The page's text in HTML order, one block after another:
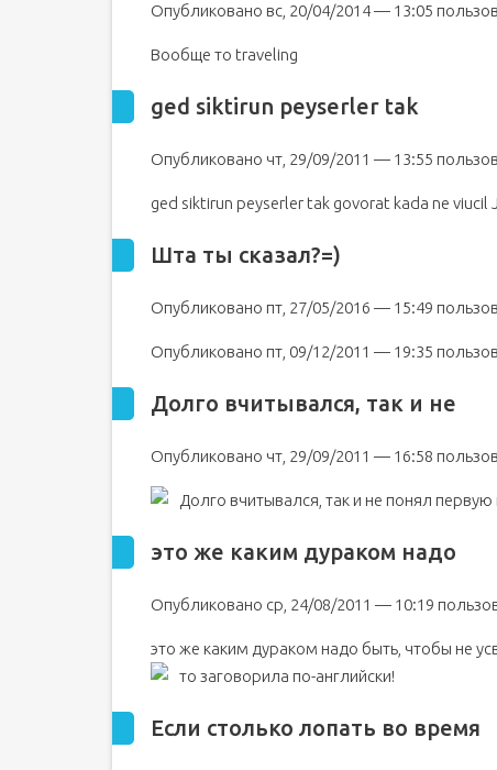
Опубликовано вс, 20/04/2014 — 13:05
Вообще то traveling
ged siktirun peyserler tak
Опубликовано чт, 29/09/2011 — 13:55
ged siktirun peyserler tak govorat kada ne viucil
Шта ты сказал?=)
Опубликовано пт, 27/05/2016 — 15:49
Опубликовано пт, 09/12/2011 — 19:35
Долго вчитывался, так и не
Опубликовано чт, 29/09/2011 — 16:58
Долго вчитывался, так и не понял
это же каким дураком надо
Опубликовано ср, 24/08/2011 — 10:19
это же каким дураком надо быть, чтобы не
то заговорила по-английски!
Если столько лопать во время